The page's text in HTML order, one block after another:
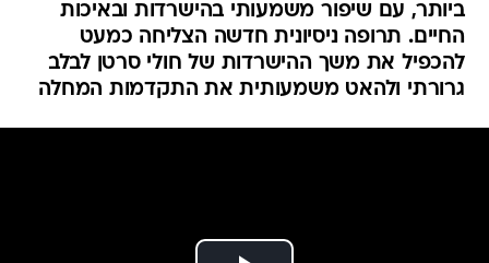
ביותר, עם שיפור משמעותי בהישרדות ובאיכות
החיים. תרופה ניסיונית חדשה הצליחה כמעט
להכפיל את משך ההישרדות של חולי סרטן לבלב
גרורתי ולהאט משמעותית את התקדמות המחלה